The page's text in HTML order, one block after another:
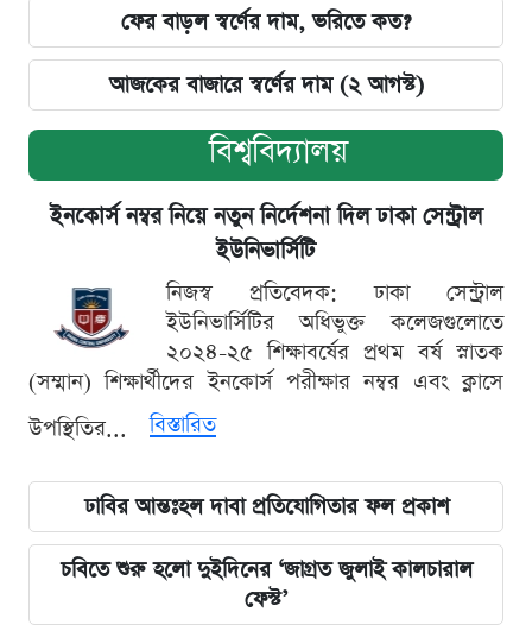
ফের বাড়ল স্বর্ণের দাম, ভরিতে কত?
আজকের বাজারে স্বর্ণের দাম (২ আগস্ট)
বিশ্ববিদ্যালয়
ইনকোর্স নম্বর নিয়ে নতুন নির্দেশনা দিল ঢাকা সেন্ট্রাল
ইউনিভার্সিটি
নিজস্ব প্রতিবেদক: ঢাকা সেন্ট্রাল
ইউনিভার্সিটির অধিভুক্ত কলেজগুলোতে
২০২৪-২৫ শিক্ষাবর্ষের প্রথম বর্ষ স্নাতক
(সম্মান) শিক্ষার্থীদের ইনকোর্স পরীক্ষার নম্বর এবং ক্লাসে
উপস্থিতির...
বিস্তারিত
ঢাবির আন্তঃহল দাবা প্রতিযোগিতার ফল প্রকাশ
চবিতে শুরু হলো দুইদিনের ‘জাগ্রত জুলাই কালচারাল
ফেস্ট’